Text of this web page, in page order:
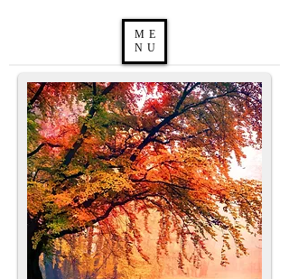
ME
NU